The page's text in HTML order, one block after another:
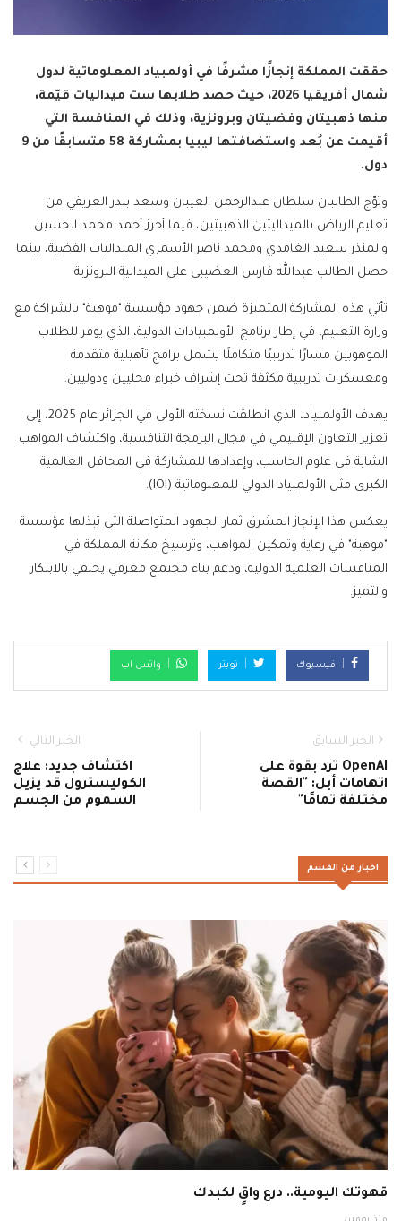
حققت المملكة إنجازًا مشرفًا في أولمبياد المعلوماتية لدول
شمال أفريقيا 2026، حيث حصد طلابها ست ميداليات قيّمة،
منها ذهبيتان وفضيتان وبرونزية، وذلك في المنافسة التي
أقيمت عن بُعد واستضافتها ليبيا بمشاركة 58 متسابقًا من 9
دول.
وتوّج الطالبان سلطان عبدالرحمن العيبان وسعد بندر العريفي من
تعليم الرياض بالميداليتين الذهبيتين، فيما أحرز أحمد محمد الحسين
والمنذر سعيد الغامدي ومحمد ناصر الأسمري الميداليات الفضية، بينما
حصل الطالب عبدالله فارس العضيبي على الميدالية البرونزية.
تأتي هذه المشاركة المتميزة ضمن جهود مؤسسة "موهبة" بالشراكة مع
وزارة التعليم، في إطار برنامج الأولمبيادات الدولية، الذي يوفر للطلاب
الموهوبين مسارًا تدريبيًا متكاملًا يشمل برامج تأهيلية متقدمة
ومعسكرات تدريبية مكثفة تحت إشراف خبراء محليين ودوليين.
يهدف الأولمبياد، الذي انطلقت نسخته الأولى في الجزائر عام 2025، إلى
تعزيز التعاون الإقليمي في مجال البرمجة التنافسية، واكتشاف المواهب
الشابة في علوم الحاسب، وإعدادها للمشاركة في المحافل العالمية
الكبرى مثل الأولمبياد الدولي للمعلوماتية (IOI).
يعكس هذا الإنجاز المشرق ثمار الجهود المتواصلة التي تبذلها مؤسسة
"موهبة" في رعاية وتمكين المواهب، وترسيخ مكانة المملكة في
المنافسات العلمية الدولية، ودعم بناء مجتمع معرفي يحتفي بالابتكار
والتميز.
فيسبوك تويتر واتس اب
الخبر السابق
OpenAI ترد بقوة على
اتهامات أبل: "القصة
مختلفة تمامًا"
الخبر التالي
اكتشاف جديد: علاج
الكوليسترول قد يزيل
السموم من الجسم
اخبار من القسم
قهوتك اليومية.. درع واقٍ لكبدك